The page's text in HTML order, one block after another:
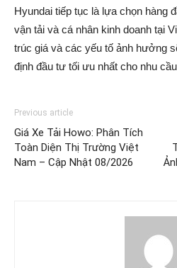
Hyundai tiếp tục là lựa chọn hàng
vận tải và cá nhân kinh doanh tại
trúc giá và các yếu tố ảnh hưởng
định đầu tư tối ưu nhất cho nhu
Previous article
Giá Xe Tải Howo: Phân Tích
Toàn Diện Thị Trường Việt
Nam – Cập Nhật 08/2026